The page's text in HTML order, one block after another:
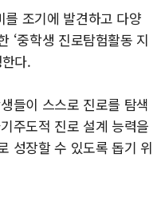
조기에 발견하고 다양
‘중학생 진로탐험활동 지
다.
들이 스스로 진로를 탐색
주도적 진로 설계 능력을
성장할 수 있도록 돕기 위